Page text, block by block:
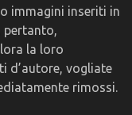
immagini inseriti in
pertanto,
la loro
d’autore, vogliate
rimossi.